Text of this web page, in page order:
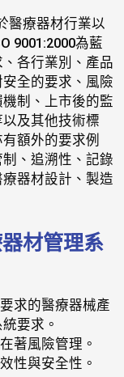
醫療器材行業以
9001:2000為藍
各行業別、產品
全的要求、風險
制、上市後的監
及其他技術標
額外的要求例
、追溯性、記錄
器材設計、製造
材管理系
求的醫療器械產
要求。
著風險管理。
性與安全性。